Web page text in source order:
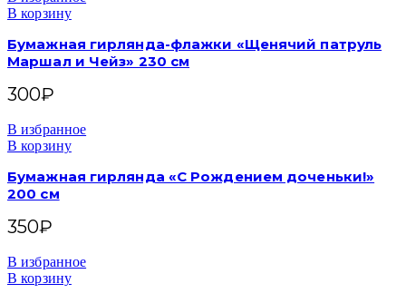
В корзину
Бумажная гирлянда-флажки «Щенячий патруль
Маршал и Чейз» 230 см
300₽
В избранное
В корзину
Бумажная гирлянда «С Рождением доченьки!»
200 см
350₽
В избранное
В корзину